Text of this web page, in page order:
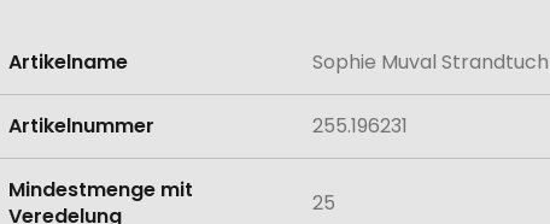
Artikelname Sophie Muval
Artikelnummer 255.196231
Mindestmenge mit
Veredelung
25